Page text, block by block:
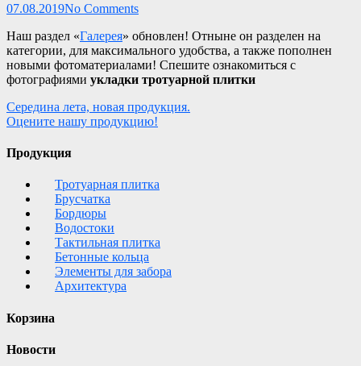
07.08.2019No Comments
Наш раздел «Галерея» обновлен! Отныне он разделен на
категории, для максимального удобства, а также пополнен
новыми фотоматериалами! Спешите ознакомиться с
фотографиями укладки тротуарной плитки
Навигация
по
записям
Середина лета, новая продукция.
Оцените нашу продукцию!
Продукция
Тротуарная плитка
Брусчатка
Бордюры
Водостоки
Тактильная плитка
Бетонные кольца
Элементы для забора
Архитектура
Корзина
Новости